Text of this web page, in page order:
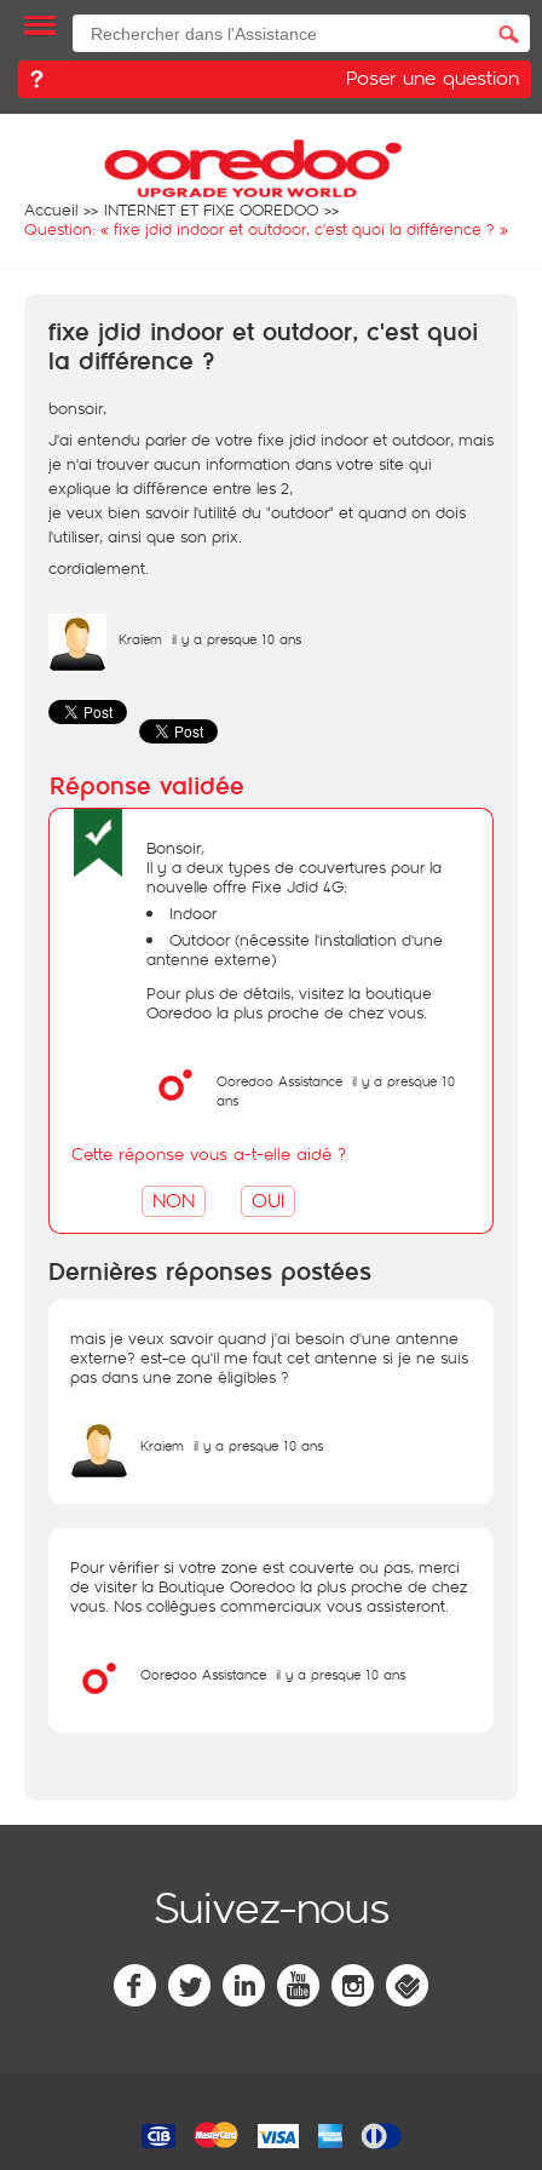
Poser une question
Accueil
INTERNET ET FIXE OOREDOO
Question: « fixe jdid indoor et outdoor, c'est quoi la différence ? »
fixe jdid indoor et outdoor, c'est quoi
la différence ?
bonsoir,
J'ai entendu parler de votre fixe jdid indoor et outdoor, mais
je n'ai trouver aucun information dans votre site qui
explique la différence entre les 2,
je veux bien savoir l'utilité du "outdoor" et quand on dois
l'utiliser, ainsi que son prix.
cordialement.
Kraiem il y a presque 10 ans
Bonsoir,
Il y a deux types de couvertures pour la
nouvelle offre Fixe Jdid 4G:
Indoor
Outdoor (nécessite l'installation d'une
antenne externe)
Pour plus de détails, visitez la boutique
Ooredoo la plus proche de chez vous.
Ooredoo Assistance il y a presque 10
ans
Cette réponse vous a-t-elle aidé ?
NON OUI
Dernières réponses postées
mais je veux savoir quand j'ai besoin d'une antenne
externe? est-ce qu'il me faut cet antenne si je ne suis
pas dans une zone éligibles ?
Kraiem il y a presque 10 ans
Pour vérifier si votre zone est couverte ou pas, merci
de visiter la Boutique Ooredoo la plus proche de chez
vous. Nos collègues commerciaux vous assisteront.
Ooredoo Assistance il y a presque 10 ans
Suivez-nous